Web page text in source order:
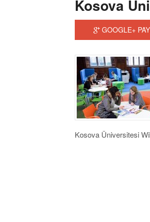
Kosova
GOOGLE+
Kosova Üniversitesi